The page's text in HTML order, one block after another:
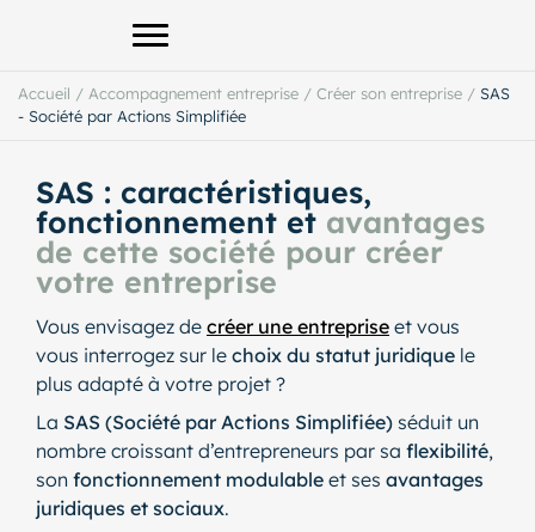
Afficher le menu principal
Accueil / Accompagnement entreprise / Créer son entreprise / SAS
- Société par Actions Simplifiée
SAS : caractéristiques,
fonctionnement et avantages
de cette société pour créer
votre entreprise
Vous envisagez de créer une entreprise et vous
vous interrogez sur le choix du statut juridique le
plus adapté à votre projet ?
La SAS (Société par Actions Simplifiée) séduit un
nombre croissant d’entrepreneurs par sa flexibilité,
son fonctionnement modulable et ses avantages
juridiques et sociaux.